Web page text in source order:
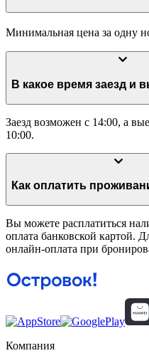
Минимальная цена за одну
Заезд возможен с 14:00, а
10:00.
Вы можете расплатиться
оплата банковской картой.
онлайн-оплата при
Компания